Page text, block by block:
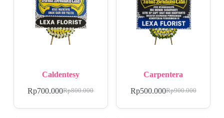
Caldentesy
Rp800.000
Rp700.000
Carpentera
Rp900.000
Rp500.000